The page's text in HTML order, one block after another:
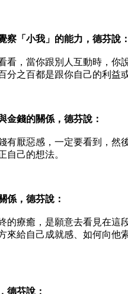
「小我」的能力，德芬說：
，當你跟別人互動時，你
分之百都是跟你自己的利益
錢的關係，德芬說：
厭惡感，一定要看到，然
自己的想法。
，德芬說：
療癒，是願意去看見在這
來給自己成就感、如何向他
芬說：